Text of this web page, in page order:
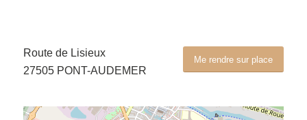
Me rendre sur place
Route de Lisieux
27505 PONT-AUDEMER